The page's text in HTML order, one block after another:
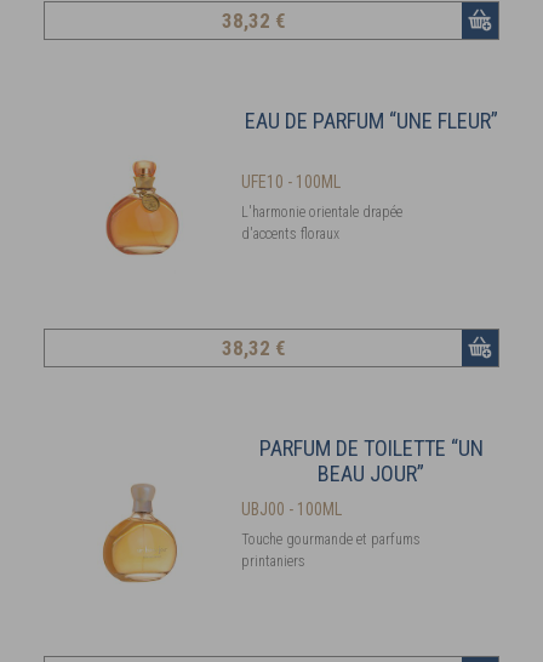
38,32 €
EAU DE PARFUM “UNE FLEUR”
UFE10 - 100ML
L'harmonie orientale drapée
d'accents floraux
38,32 €
PARFUM DE TOILETTE “UN
BEAU JOUR”
UBJ00 - 100ML
Touche gourmande et parfums
printaniers